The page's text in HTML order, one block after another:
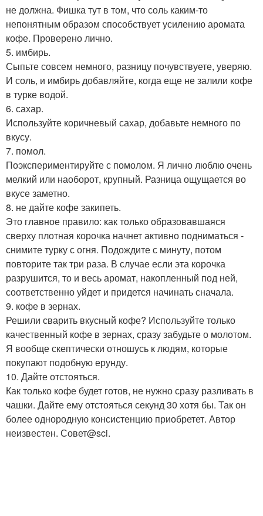
не должна. Фишка тут в том, что соль каким-то
непонятным образом способствует усилению аромата
кофе. Проверено лично.
5. имбирь.
Сыпьте совсем немного, разницу почувствуете, уверяю.
И соль, и имбирь добавляйте, когда еще не залили кофе
в турке водой.
6. сахар.
Используйте коричневый сахар, добавьте немного по
вкусу.
7. помол.
Поэкспериментируйте с помолом. Я лично люблю очень
мелкий или наоборот, крупный. Разница ощущается во
вкусе заметно.
8. не дайте кофе закипеть.
Это главное правило: как только образовавшаяся
сверху плотная корочка начнет активно подниматься -
снимите турку с огня. Подождите с минуту, потом
повторите так три раза. В случае если эта корочка
разрушится, то и весь аромат, накопленный под ней,
соответственно уйдет и придется начинать сначала.
9. кофе в зернах.
Решили сварить вкусный кофе? Используйте только
качественный кофе в зернах, сразу забудьте о молотом.
Я вообще скептически отношусь к людям, которые
покупают подобную ерунду.
10. Дайте отстояться.
Как только кофе будет готов, не нужно сразу разливать в
чашки. Дайте ему отстояться секунд 30 хотя бы. Так он
более однородную консистенцию приобретет. Автор
неизвестен. Совет@sci.